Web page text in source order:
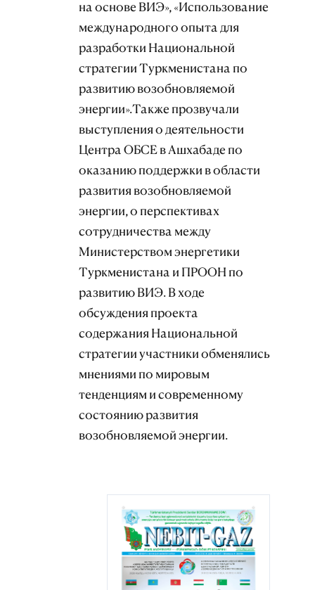
на основе ВИЭ», «Использование
международного опыта для
разработки Национальной
стратегии Туркменистана по
развитию возобновляемой
энергии».Также прозвучали
выступления о деятельности
Центра ОБСЕ в Ашхабаде по
оказанию поддержки в области
развития возобновляемой
энергии, о перспективах
сотрудничества между
Министерством энергетики
Туркменистана и ПРООН по
развитию ВИЭ. В ходе
обсуждения проекта
содержания Национальной
стратегии участники обменялись
мнениями по мировым
тенденциям и современному
состоянию развития
возобновляемой энергии.